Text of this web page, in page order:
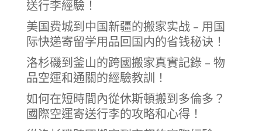
送行李經驗！
美国费城到中国新疆的搬家实战 – 用国
际快递寄留学用品回国内的省钱秘诀！
洛杉磯到釜山的跨國搬家真實記錄 – 物
品空運和通關的經驗教訓！
如何在短時間內從休斯頓搬到多倫多？
國際空運寄送行李的攻略和心得！